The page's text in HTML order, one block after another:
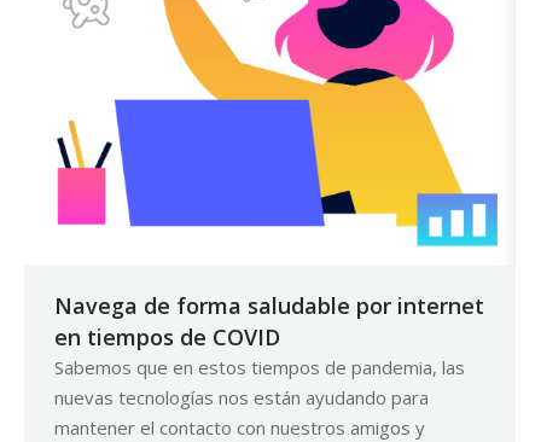
Navega de forma saludable por internet
en tiempos de COVID
Sabemos que en estos tiempos de pandemia, las
nuevas tecnologías nos están ayudando para
mantener el contacto con nuestros amigos y